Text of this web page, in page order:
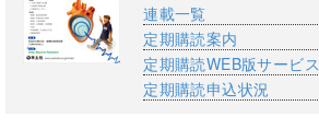
連載一覧
定期購読案内
定期購読WEB版サービス
定期購読申込状況